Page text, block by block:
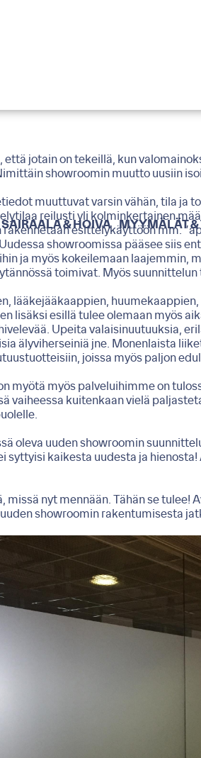
SAIRAALA & HOIVA MYYMÄLÄT &
että jotain on tekeillä, kun
showroomin muutto uusiin
muuttuvat varsin vähän, tila ja
reilusti yli kolminkertainen
esittelykäyttöön mm.
showroomissa pääsee siis
ja myös kokeilemaan laajemmin,
toimivat. Myös
lääkejääkaappien,
lisäksi esillä tulee olemaan myös
Upeita valaisinuutuuksia,
älyviherseiniä jne. Monenlaista
joissa myös paljon
myötä myös palveluihimme on
vaiheessa kuitenkaan vielä
oleva uuden showroomin
syttyisi kaikesta uudesta ja
missä nyt mennään. Tähän se tulee!
showroomin rakentumisesta